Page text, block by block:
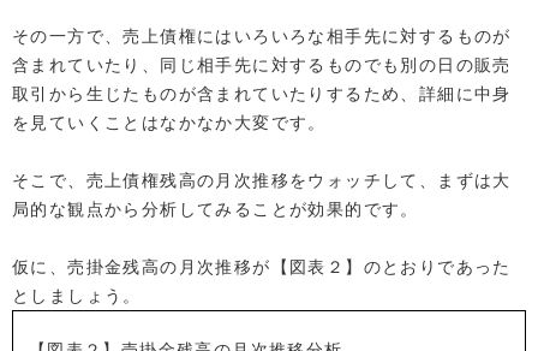
その一方で、売上債権にはいろいろな相手先に対するものが
含まれていたり、同じ相手先に対するものでも別の日の販売
取引から生じたものが含まれていたりするため、詳細に中身
を見ていくことはなかなか大変です。
そこで、売上債権残高の月次推移をウォッチして、まずは大
局的な観点から分析してみることが効果的です。
仮に、売掛金残高の月次推移が【図表２】のとおりであった
としましょう。